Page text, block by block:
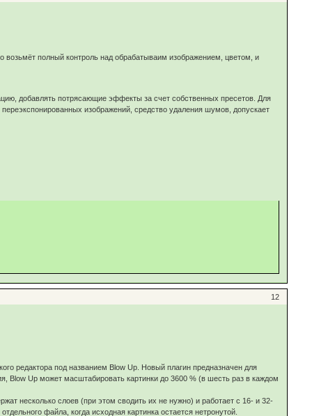
возьмёт полный контроль над обрабатываим изображением, цветом, и
добавлять потрясающие эффекты за счет собственных пресетов. Для
изображений, средство удаления шумов, допускает
12
редактора под названием Blow Up. Новый плагин предназначен для
Blow Up может масштабировать картинки до 3600 % (в шесть раз в каждом
несколько слоев (при этом сводить их не нужно) и работает с 16- и 32-
файла, когда исходная картинка остается нетронутой.